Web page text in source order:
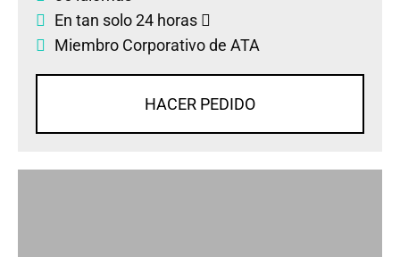
En tan solo 24 horas
Miembro Corporativo de ATA
HACER PEDIDO